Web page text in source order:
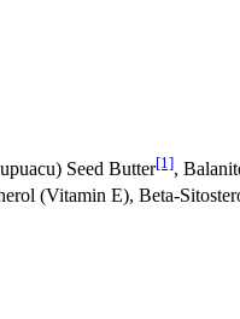
Seed Butter[1],
(Vitamin E), Beta-